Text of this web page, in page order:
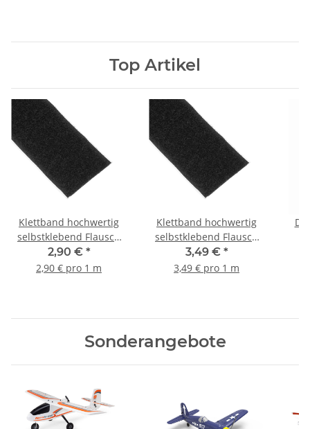
Top Artikel
Klettband hochwertig
selbstklebend Flausch
20mm - 1m
2,90 € *
2,90 € pro 1 m
Klettband hochwertig
selbstklebend Flausch
30mm - 1m
3,49 € *
3,49 € pro 1 m
Sonderangebote